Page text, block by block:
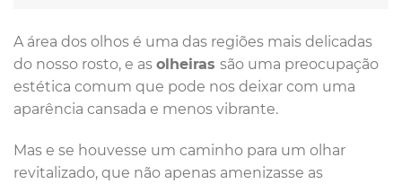
A área dos olhos é uma das regiões mais delicadas
do nosso rosto, e as olheiras são uma preocupação
estética comum que pode nos deixar com uma
aparência cansada e menos vibrante.
Mas e se houvesse um caminho para um olhar
revitalizado, que não apenas amenizasse as